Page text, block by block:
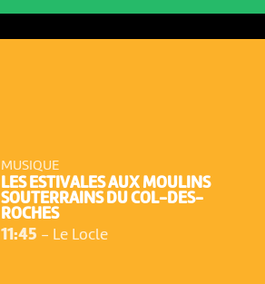
MUSIQUE
LES ESTIVALES AUX MOULINS
SOUTERRAINS DU COL-DES-
ROCHES
11:45 - Le Locle